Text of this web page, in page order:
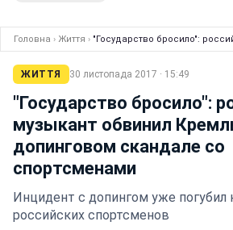
Головна › Життя › "Государство бросило":
ЖИТТЯ 30 листопада 2017 · 15:49
"Государство бросило":
музыкант обвинил
допинговом скандале со
спортсменами
Инцидент с допингом уже погубил
российских спортсменов